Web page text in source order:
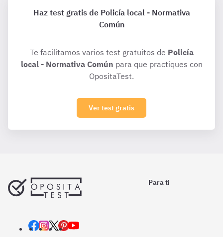
Haz test gratis de Policía local - Normativa
Común
Te facilitamos varios test gratuitos de Policía
local - Normativa Común para que practiques con
OpositaTest.
Ver test gratis
Para ti